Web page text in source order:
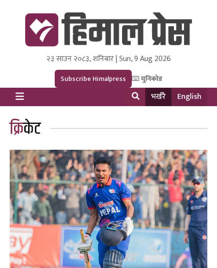
Himal Press
Dot NewsyNepal Media and Research Pvt Ltd.
२३ साउन २०८३, शनिबार | Sun, 9 Aug 2026
Subscribe Himalpress युनिकोड
भर्खरै English
क्रिकेट